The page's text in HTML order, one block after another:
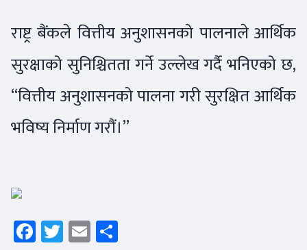
राष्ट्र बैंकले वित्तीय अनुशासनको पालनाले आर्थिक
सुरक्षाको सुनिश्चितता गर्ने उल्लेख गर्दै भनिएको छ,
“वित्तीय अनुशासनको पालना गरी सुरक्षित आर्थिक
भविष्य निर्माण गरौं।”
Facebook
Twitter
Email